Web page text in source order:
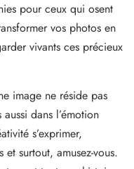
pour ceux qui osent
vos photos en
vivants ces précieux
image ne réside pas
dans l’émotion
s’exprimer,
surtout, amusez-vous.